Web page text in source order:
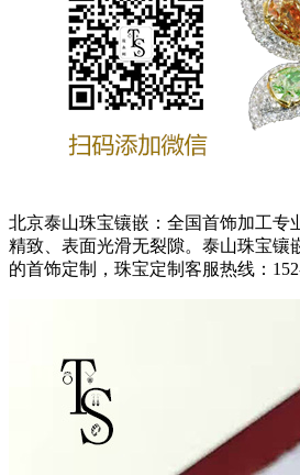
北京泰山珠宝镶嵌：全国首饰加工专
精致、表面光滑无裂隙。泰山珠宝镶
的首饰定制，珠宝定制客服热线：